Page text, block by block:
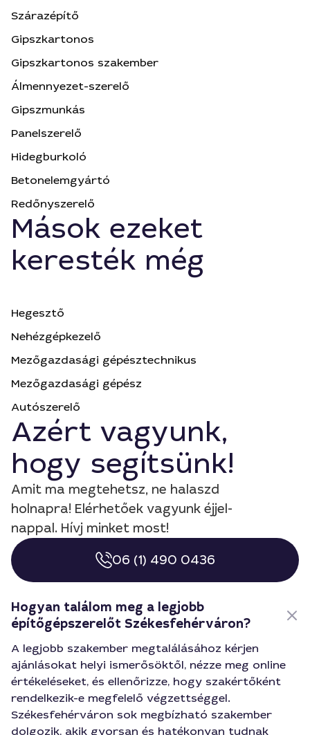
Szárazépítő
Gipszkartonos
Gipszkartonos szakember
Álmennyezet-szerelő
Gipszmunkás
Panelszerelő
Hidegburkoló
Betonelemgyártó
Redőnyszerelő
Mások ezeket
keresték még
Hegesztő
Nehézgépkezelő
Mezőgazdasági gépésztechnikus
Mezőgazdasági gépész
Autószerelő
Azért vagyunk,
hogy segítsünk!
Amit ma megtehetsz, ne halaszd
holnapra! Elérhetőek vagyunk éjjel-
nappal. Hívj minket most!
06 (1) 490 0436
Hogyan találom meg a legjobb
építőgépszerelőt Székesfehérváron?
A legjobb szakember megtalálásához kérjen
ajánlásokat helyi ismerősöktől, nézze meg online
értékeléseket, és ellenőrizze, hogy szakértőként
rendelkezik-e megfelelő végzettséggel.
Székesfehérváron sok megbízható szakember
dolgozik, akik gyorsan és hatékonyan tudnak